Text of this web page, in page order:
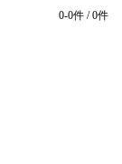
0-0件 / 0件